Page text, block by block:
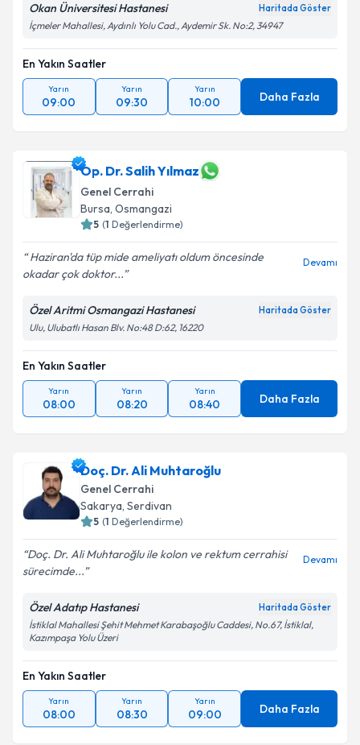
Metni'ni okudum ve kişisel verilerimin belirtilen
kapsamda işlenmesini kabul ediyorum.
Takvim Talebini Gönder
Okan Üniversitesi Hastanesi Haritada Göster
İçmeler Mahallesi, Aydınlı Yolu Cad., Aydemir Sk. No:2, 34947
En Yakın Saatler
Yarın
09:00
Yarın
09:30
Yarın
10:00 Daha Fazla
Op. Dr. Salih Yılmaz
Genel Cerrahi
Bursa, Osmangazi
5 (1 Değerlendirme)
Haziran'da tüp mide ameliyatı oldum öncesinde
okadar çok doktor...
Devamı
Özel Aritmi Osmangazi Hastanesi Haritada Göster
Ulu, Ulubatlı Hasan Blv. No:48 D:62, 16220
En Yakın Saatler
Yarın
08:00
Yarın
08:20
Yarın
08:40 Daha Fazla
Doç. Dr. Ali Muhtaroğlu
Genel Cerrahi
Sakarya, Serdivan
5 (1 Değerlendirme)
Doç. Dr. Ali Muhtaroğlu ile kolon ve rektum cerrahisi
sürecimde...
Devamı
Özel Adatıp Hastanesi Haritada Göster
İstiklal Mahallesi Şehit Mehmet Karabaşoğlu Caddesi, No.67, İstiklal,
Kazımpaşa Yolu Üzeri
En Yakın Saatler
Yarın
08:00
Yarın
08:30
Yarın
09:00 Daha Fazla